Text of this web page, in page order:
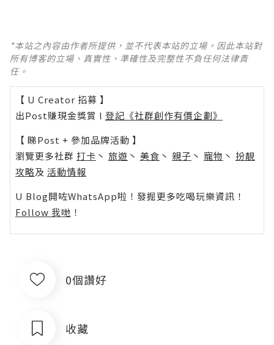
*本站之內容由作者所提供，並不代表本站的立場。因此本站對
所有博客的立場、真實性、準確性及完整性不負任何法律責
任。
【 U Creator 招募 】
出Post賺現金獎賞 l 登記《社群創作有價企劃》
【 睇Post + 參加品牌活動 】
瀏覽更多社群 打卡 丶 旅遊 丶 美食 丶 親子 丶 寵物 丶 扮靚
攻略及 活動情報
U Blog開咗WhatsApp啦！發掘更多吃喝玩樂資訊！
Follow 我哋 ！
0個讚好
收藏